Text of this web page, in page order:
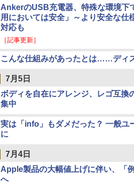
AnkerのUSB充電器、特殊な環境下
用においては安全」～より安全な仕
対応も
［記事更新］
こんな仕組みがあったとは……ディ
7月5日
ボディを自在にアレンジ、レゴ互換
集中
実は「info」もダメだった？ 一般ユ
に
7月4日
Apple製品の大幅値上げに伴い、「
へ